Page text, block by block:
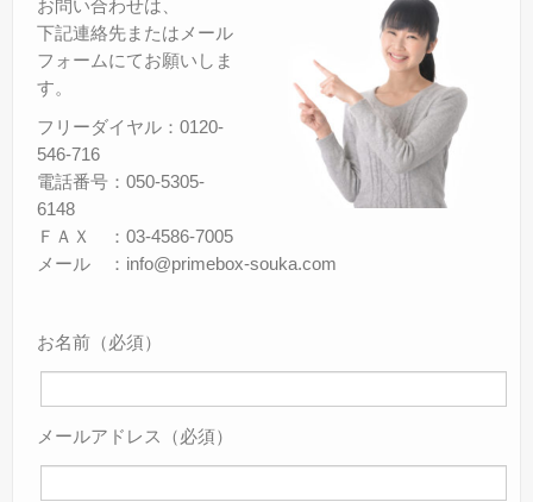
お問い合わせは、
下記連絡先またはメール
フォームにてお願いしま
す。
フリーダイヤル：0120-
546-716
電話番号：050-5305-
6148
ＦＡＸ ：03-4586-7005
メール ：info@primebox-souka.com
お名前（必須）
メールアドレス（必須）